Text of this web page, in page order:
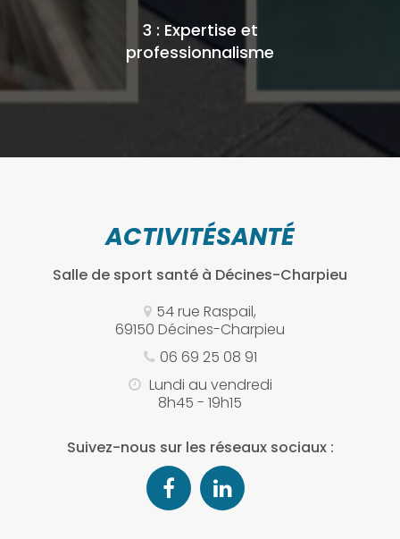
3 : Expertise et
professionnalisme
ACTIVITÉSANTÉ
Salle de sport santé à Décines-Charpieu
54 rue Raspail,
69150 Décines-Charpieu
06 69 25 08 91
Lundi au vendredi
8h45 - 19h15
Suivez-nous sur les réseaux sociaux :